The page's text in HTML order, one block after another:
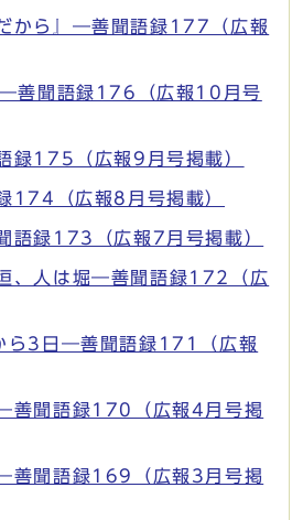
から』―善聞語録177（広報
―善聞語録176（広報10月号
録175（広報9月号掲載）
174（広報8月号掲載）
語録173（広報7月号掲載）
、人は堀―善聞語録172（広
ら3日―善聞語録171（広報
善聞語録170（広報4月号掲
善聞語録169（広報3月号掲